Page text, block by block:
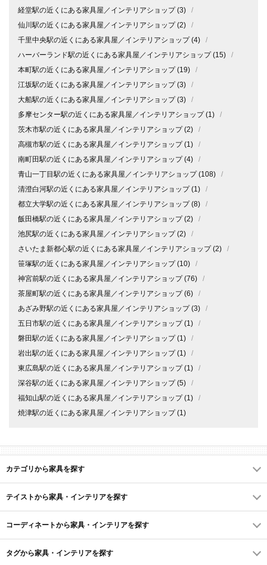
経堂駅の近くにある家具屋／インテリアショップ(3)
/
仙川駅の近くにある家具屋／インテリアショップ(2)
/
千里中央駅の近くにある家具屋／インテリアショップ(4)
/
ハーバーランド駅の近くにある家具屋／インテリアショップ(15)
/
本町駅の近くにある家具屋／インテリアショップ(19)
/
江坂駅の近くにある家具屋／インテリアショップ(3)
/
大船駅の近くにある家具屋／インテリアショップ(3)
/
多摩センター駅の近くにある家具屋／インテリアショップ(1)
/
茨木市駅の近くにある家具屋／インテリアショップ(2)
/
高槻市駅の近くにある家具屋／インテリアショップ(1)
/
南町田駅の近くにある家具屋／インテリアショップ(4)
/
青山一丁目駅の近くにある家具屋／インテリアショップ(108)
/
清澄白河駅の近くにある家具屋／インテリアショップ(1)
/
都立大学駅の近くにある家具屋／インテリアショップ(8)
/
飯田橋駅の近くにある家具屋／インテリアショップ(2)
/
池尻駅の近くにある家具屋／インテリアショップ(2)
/
さいたま新都心駅の近くにある家具屋／インテリアショップ(2)
/
笹塚駅の近くにある家具屋／インテリアショップ(10)
/
神宮前駅の近くにある家具屋／インテリアショップ(76)
/
茶屋町駅の近くにある家具屋／インテリアショップ(6)
/
あざみ野駅の近くにある家具屋／インテリアショップ(3)
/
五日市駅の近くにある家具屋／インテリアショップ(1)
/
磐田駅の近くにある家具屋／インテリアショップ(1)
/
岩出駅の近くにある家具屋／インテリアショップ(1)
/
東広島駅の近くにある家具屋／インテリアショップ(1)
/
深谷駅の近くにある家具屋／インテリアショップ(5)
/
福知山駅の近くにある家具屋／インテリアショップ(1)
/
焼津駅の近くにある家具屋／インテリアショップ(1)
カテゴリから家具を探す
テイストから家具・インテリアを探す
コーディネートから家具・インテリアを探す
タグから家具・インテリアを探す